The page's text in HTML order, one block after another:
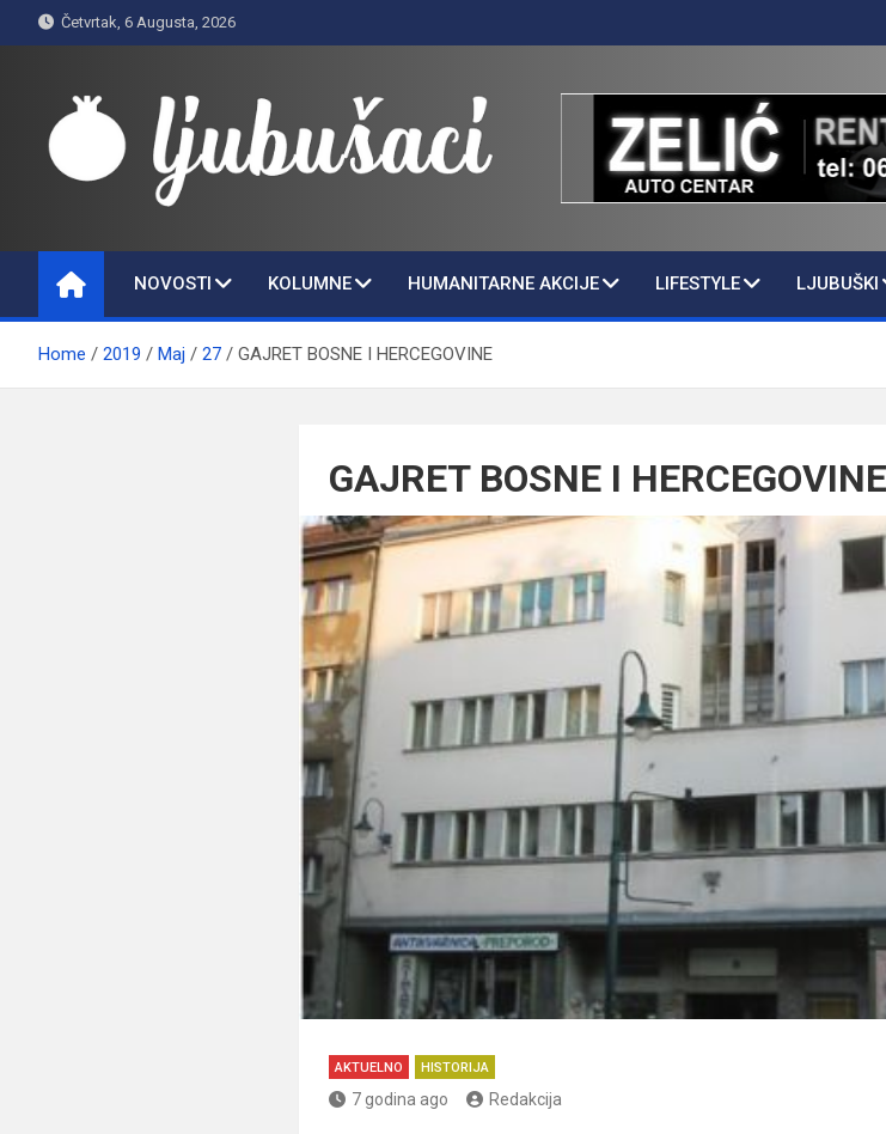
to
Četvrtak, 6 Augusta, 2026
Ljubušaci
NOVOSTI KOLUMNE HUMANITARNE AKCIJE LIFESTYLE LJUBUŠKI
Home 2019 Maj 27 GAJRET BOSNE I HERCEGOVINE
GAJRET BOSNE I HERCEGOVINE
AKTUELNO HISTORIJA
7 godina ago Redakcija